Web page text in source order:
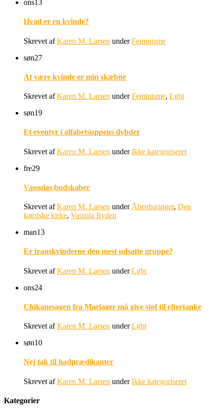
ons13
Hvad er en kvinde?
Skrevet afKaren M. Larsen underFeminisme
søn27
At være kvinde er min skæbne
Skrevet afKaren M. Larsen underFeminisme, Lgbt
søn19
Et eventyr i alfabetsuppens dybder
Skrevet afKaren M. Larsen underIkke kategoriseret
fre29
Vassulas budskaber
Skrevet afKaren M. Larsen under Åbenbaringer, Den
katolske kirke, Vassula Ryden
man13
Er transkvinderne den mest udsatte gruppe?
Skrevet afKaren M. Larsen underLgbt
ons24
Chikanesagen fra Mariager må give stof til eftertanke
Skrevet afKaren M. Larsen underLgbt
søn10
Nej tak til hadprædikanter
Skrevet afKaren M. Larsen underIkke kategoriseret
Kategorier